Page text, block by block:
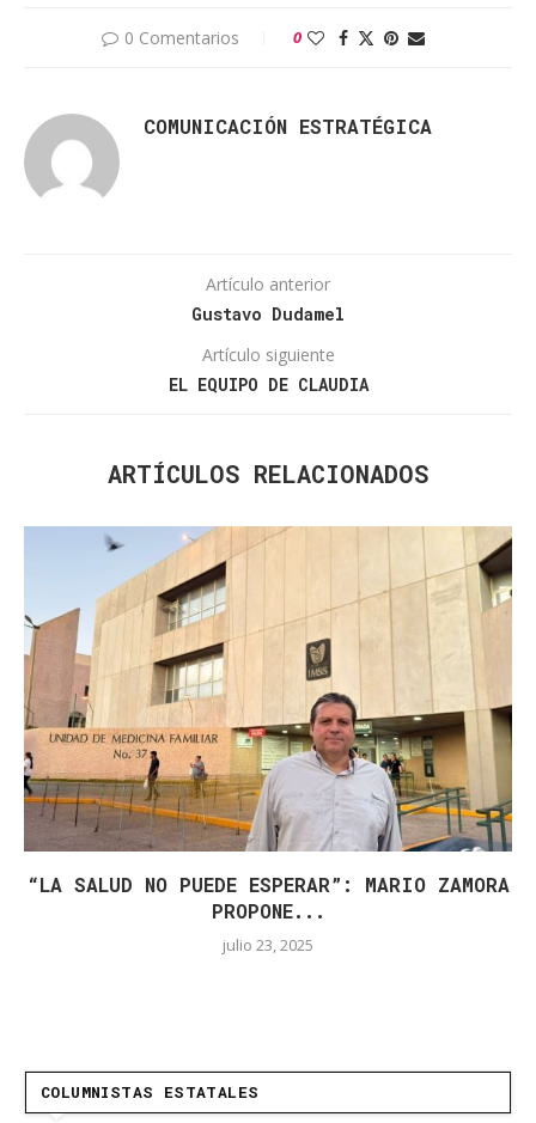
0 Comentarios 0
COMUNICACIÓN ESTRATÉGICA
Artículo anterior
Gustavo Dudamel
Artículo siguiente
EL EQUIPO DE CLAUDIA
ARTÍCULOS RELACIONADOS
“LA SALUD NO PUEDE ESPERAR”: MARIO ZAMORA
PROPONE...
julio 23, 2025
COLUMNISTAS ESTATALES